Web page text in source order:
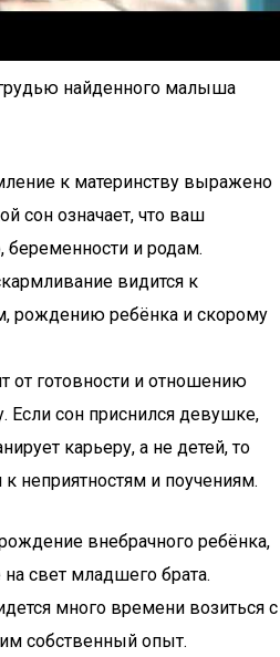
найденного малыша
к материнству выражено
сон означает, что ваш
беременности и родам.
видится к
рождению ребёнка и скорому
от готовности и отношению
Если сон приснился девушке,
карьеру, а не детей, то
неприятностям и поучениям.
внебрачного ребёнка,
свет младшего брата.
много времени возиться с
собственный опыт.